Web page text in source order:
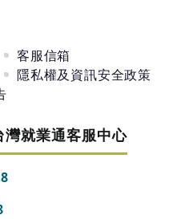
客服信箱
隱私權及資訊安全政策
就業通客服中心